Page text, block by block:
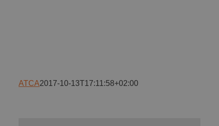
ATCA2017-10-13T17:11:58+02:00